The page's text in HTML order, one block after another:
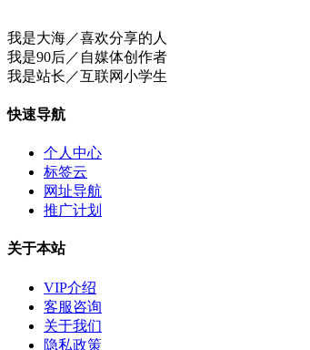
我是大海／喜欢分享的人
我是90后／自媒体创作者
我是站长／互联网小学生
快速导航
个人中心
标签云
网址导航
推广计划
关于本站
VIP介绍
客服咨询
关于我们
隐私政策